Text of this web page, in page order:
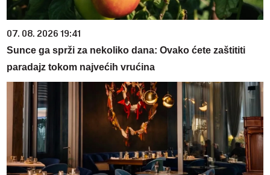
07. 08. 2026 19:41
Sunce ga sprži za nekoliko dana: Ovako ćete zaštititi
paradajz tokom najvećih vrućina